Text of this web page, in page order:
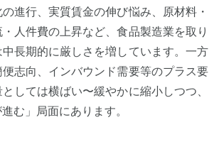
進行、実質賃金の伸び悩み、原材料・
人件費の上昇など、食品製造業を取り
長期的に厳しさを増しています。一方
志向、インバウンド需要等のプラス要
しては横ばい〜緩やかに縮小しつつ、
む」局面にあります。